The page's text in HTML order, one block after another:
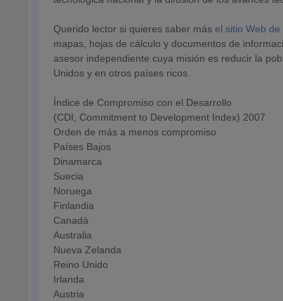
Querido lector si quieres saber másel sitio Web
mapas, hojas de cálculo y documentos de
asesor independiente cuya misión es reducir la
Unidos y en otros países ricos.
Índice de Compromiso con el Desarrollo
(CDI, Commitment to Development Index) 2007
Orden de más a menos compromiso
Países Bajos
Dinamarca
Suecia
Noruega
Finlandia
Canadá
Australia
Nueva Zelanda
Reino Unido
Irlanda
Austria